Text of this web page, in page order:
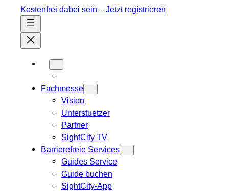
Kostenfrei dabei sein – Jetzt registrieren
Fachmesse
Vision
Unterstuetzer
Partner
SightCity TV
Barrierefreie Services
Guides Service
Guide buchen
SightCity-App